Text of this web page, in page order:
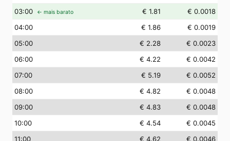
03:00 ← mais barato € 1.81
€ 0.0018
04:00 € 1.86
€ 0.0019
05:00 € 2.28
€ 0.0023
06:00 € 4.22
€ 0.0042
07:00 € 5.19
€ 0.0052
08:00 € 4.82
€ 0.0048
09:00 € 4.83
€ 0.0048
10:00 € 4.54
€ 0.0045
11:00 € 4.62
€ 0.0046